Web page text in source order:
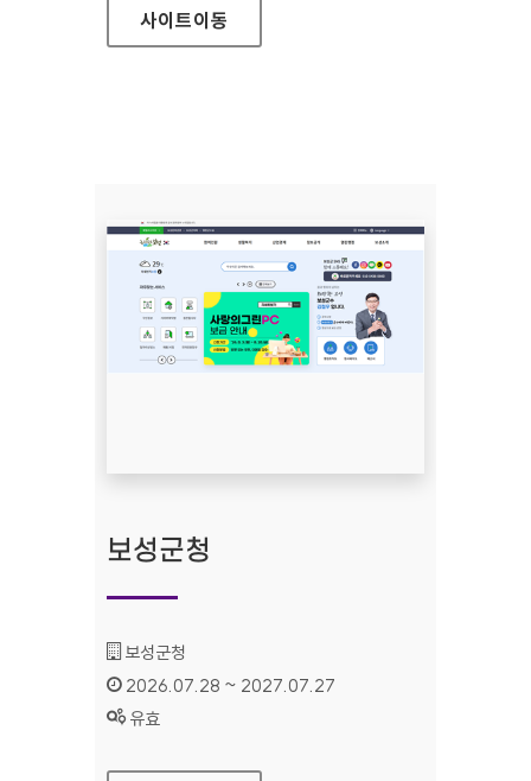
사이트이동
보성군청
기관명 :
보성군청
인증기간 :
2026.07.28 ~ 2027.07.27
상태 :
유효